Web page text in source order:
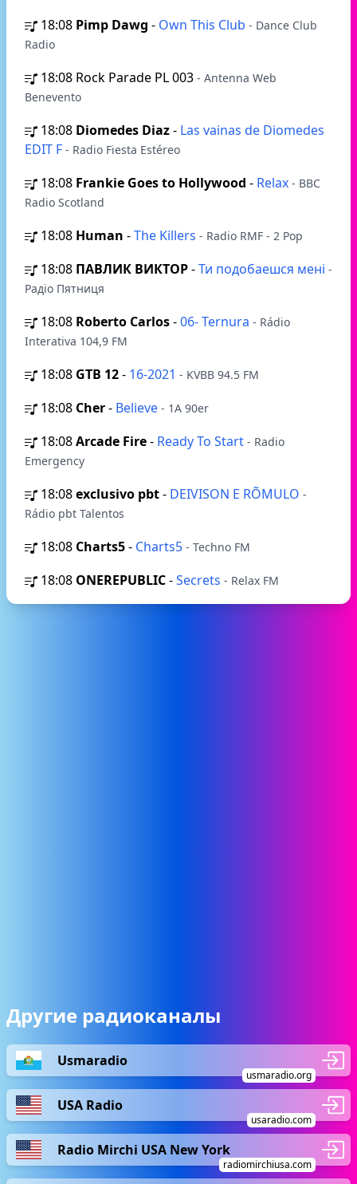
18:08 Pimp Dawg - Own This Club - Dance Club
Radio
18:08 Rock Parade PL 003 - Antenna Web
Benevento
18:08 Diomedes Diaz- Las vainas de Diomedes
EDIT F - Radio Fiesta Estéreo
18:08 Frankie Goes to Hollywood - Relax - BBC
Radio Scotland
18:08 Human -The Killers - Radio RMF - 2 Pop
18:08 ПАВЛИК ВИКТОР-Ти подобаешся менi -
Радіо Пятниця
18:08 Roberto Carlos-06- Ternura - Rádio
Interativa 104,9 FM
18:08 GTB 12- 16-2021 - KVBB 94.5 FM
18:08 Cher- Believe - 1A 90er
18:08Arcade Fire- Ready To Start - Radio
Emergency
18:08exclusivo pbt- DEIVISON E RÕMULO -
Rádio pbt Talentos
18:08 Charts5- Charts5 - Techno FM
18:08 ONEREPUBLIC-Secrets - Relax FM
Другие радиоканалы
Usmaradio
usmaradio.org
USA Radio
usaradio.com
Radio Mirchi USA New York
radiomirchiusa.com